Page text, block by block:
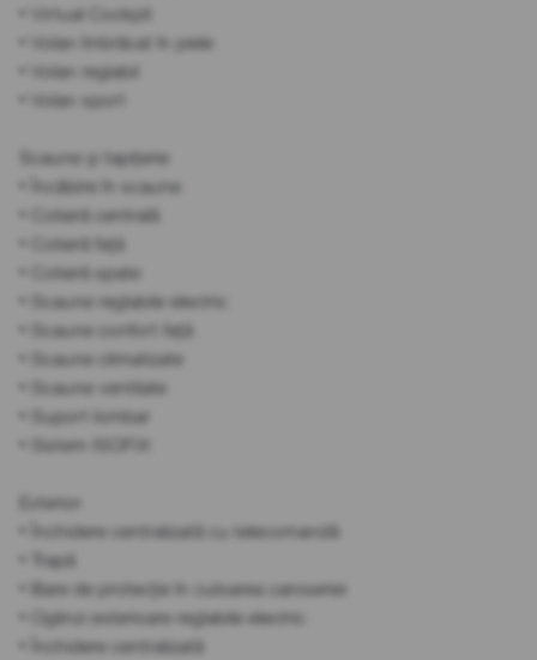
• Virtual Cockpit
• Volan îmbrăcat în piele
• Volan reglabil
• Volan sport
Scaune și tapițerie
• Încălzire în scaune
• Cotieră centrală
• Cotieră față
• Cotieră spate
• Scaune reglabile electric
• Scaune confort față
• Scaune climatizate
• Scaune ventilate
• Suport lombar
• Sistem ISOFIX
Exterior
• Închidere centralizată cu telecomandă
• Trapă
• Bare de protecție în culoarea caroseriei
• Oglinzi exterioare reglabile electric
• Închidere centralizată